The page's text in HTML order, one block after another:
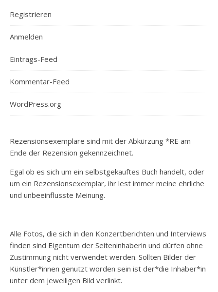
Registrieren
Anmelden
Eintrags-Feed
Kommentar-Feed
WordPress.org
Rezensionsexemplare sind mit der Abkürzung *RE am
Ende der Rezension gekennzeichnet.
Egal ob es sich um ein selbstgekauftes Buch handelt, oder
um ein Rezensionsexemplar, ihr lest immer meine ehrliche
und unbeeinflusste Meinung.
Alle Fotos, die sich in den Konzertberichten und Interviews
finden sind Eigentum der Seiteninhaberin und dürfen ohne
Zustimmung nicht verwendet werden. Sollten Bilder der
Künstler*innen genutzt worden sein ist der*die Inhaber*in
unter dem jeweiligen Bild verlinkt.